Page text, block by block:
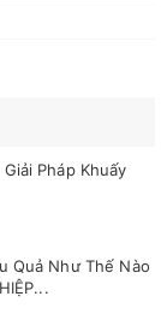
Pháp Khuấy
Quả Như Thế Nào